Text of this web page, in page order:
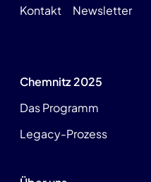
Kontakt Newsletter
Chemnitz 2025
Das Programm
Legacy-Prozess